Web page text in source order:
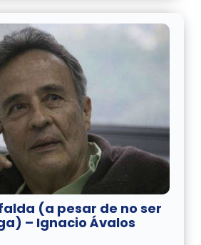
(a pesar de no ser
– Ignacio Ávalos